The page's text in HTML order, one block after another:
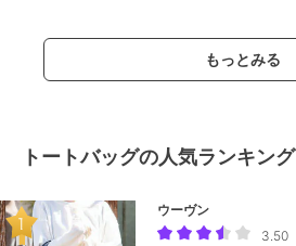
もっとみる
トートバッグの人気ランキング
ウーヴン
3.50